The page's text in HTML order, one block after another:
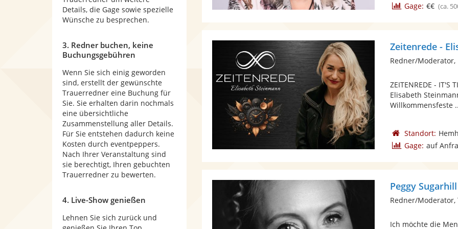
Gage: €€ (ca.
Zeitenrede -
Redner/
ZEITENREDE - IT'S
Elisabeth
Willkommensfeste
Standort:
Gage: auf
Peggy
Redner/
Ich möchte die
Details, die Gage sowie spezielle
Wünsche zu besprechen.
3. Redner buchen, keine
Buchungsgebühren
Wenn Sie sich einig geworden
sind, erstellt der gewünschte
Trauerredner eine Buchung für
Sie. Sie erhalten darin nochmals
eine übersichtliche
Zusammenstellung aller Details.
Für Sie entstehen dadurch keine
Kosten durch eventpeppers.
Nach Ihrer Veranstaltung sind
sie berechtigt, Ihren gebuchten
Trauerredner zu bewerten.
4. Live-Show genießen
Lehnen Sie sich zurück und